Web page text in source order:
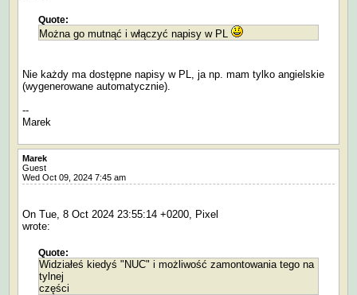
Quote:
Można go mutnąć i włączyć napisy w PL
Nie każdy ma dostępne napisy w PL, ja np. mam tylko angielskie
(wygenerowane automatycznie).
--
Marek
Marek
Guest
Wed Oct 09, 2024 7:45 am
On Tue, 8 Oct 2024 23:55:14 +0200, Pixel
wrote:
Quote:
Widziałeś kiedyś "NUC" i możliwość zamontowania tego na
tylnej
części